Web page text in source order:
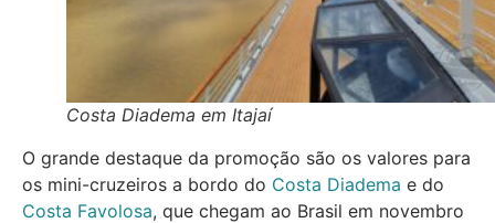
Costa Diadema em Itajaí
O grande destaque da promoção são os valores para
os mini-cruzeiros a bordo do Costa Diadema e do
Costa Favolosa, que chegam ao Brasil em novembro